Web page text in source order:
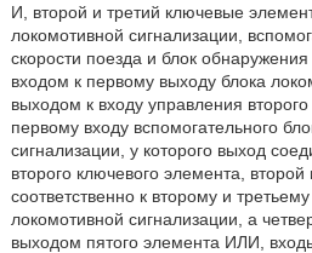
И, второй и третий ключевые
локомотивной сигнализации,
скорости поезда и блок
входом к первому выходу блока
выходом к входу управления
первому входу вспомогательного
сигнализации, у которого выход
второго ключевого элемента,
соответственно к второму и
локомотивной сигнализации, а
выходом пятого элемента ИЛИ,